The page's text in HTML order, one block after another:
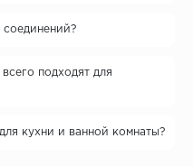
подходят для
кухни и ванной комнаты?